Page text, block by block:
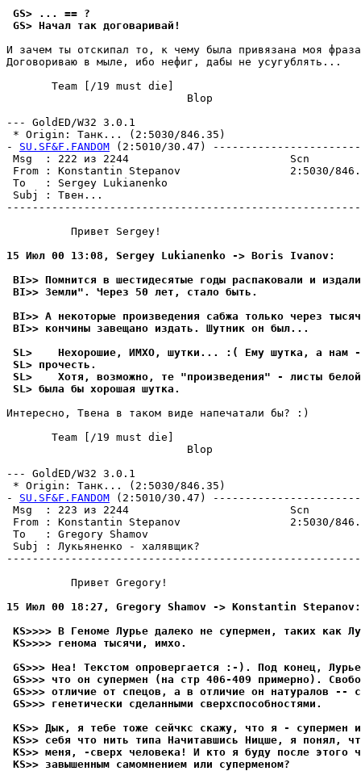
GS> ... == ?
GS> Начал так договаривай!
И зачем ты отскипал то, к чему была привязана моя
Договориваю в мыле, ибо нефиг, дабы не усугублять...
       Team [/19 must die]
                            Blop
--- GoldED/W32 3.0.1
* Origin: Танк... (2:5030/846.35)
- SU.SF&F.FANDOM (2:5010/30.47)
Msg  : 222 из 2244
From : Konstantin Stepanov                 2:5030/
To   : Sergey Lukianenko
Subj :
          Привет Sergey!
15 Июл 00 13:08, Sergey Lukianenko -> Boris Ivanov:
BI>> Помнится в шестидесятые годы распаковали и
BI>> Земли". Через 50 лет, стало быть.
BI>> А некоторые произведения сабжа только через
BI>> кончины завещано издать. Шутник он был...
SL>    Нехорошие, ИМХО, шутки... :( Ему шутка, а нам -
SL> прочесть.
SL>    Хотя, возможно, те "произведения" - листы
SL> была бы хорошая шутка.
Интересно, Твена в таком виде напечатали бы? :)
       Team [/19 must die]
                            Blop
--- GoldED/W32 3.0.1
* Origin: Танк... (2:5030/846.35)
- SU.SF&F.FANDOM (2:5010/30.47)
Msg  : 223 из 2244
From : Konstantin Stepanov                 2:5030/
To   : Gregory Shamov
Subj : Лукьяненко -
          Привет Gregory!
15 Июл 00 18:27, Gregory Shamov -> Konstantin Stepanov:
KS>>>> В Геноме Лурье далеко не супермен, таких как
KS>>>> генома тысячи, имхо.
GS>>> Hеа! Текстом опровергается :-). Под конец, Лурье
GS>>> что он супермен (на стр 406-409 примерно).
GS>>> отличие от спецов, а в отличие он натуралов -- с
GS>>> генетически сделанными сверхспособностями.
KS>> Дык, я тебе тоже сейчкс скажу, что я - супермен
KS>> себя что нить типа Начитавшись Ницше, я понял,
KS>> меня, -сверх человека! И кто я буду после этого
KS>> завышенным самомнением или суперменом?